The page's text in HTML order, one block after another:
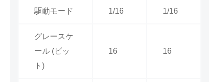
駆動モード 1/16 1/16
グレースケ
ール (ビッ
ト)
16 16